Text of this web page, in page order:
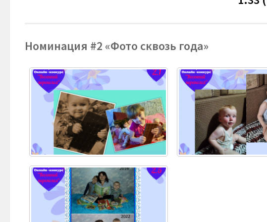
Номинация #2 «Фото сквозь года»